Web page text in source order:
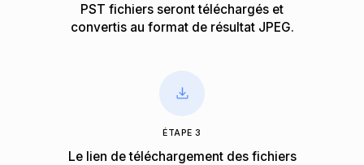
PST fichiers seront téléchargés et
convertis au format de résultat JPEG.
ÉTAPE 3
Le lien de téléchargement des fichiers